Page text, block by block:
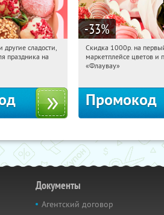
Получили:
сладости,
праздника на
-33%
05:04:08
Россия
Скидка 1000р. на
маркетплейсе цветов и
«Флаувау»
Промокод
Документы
Агентский договор